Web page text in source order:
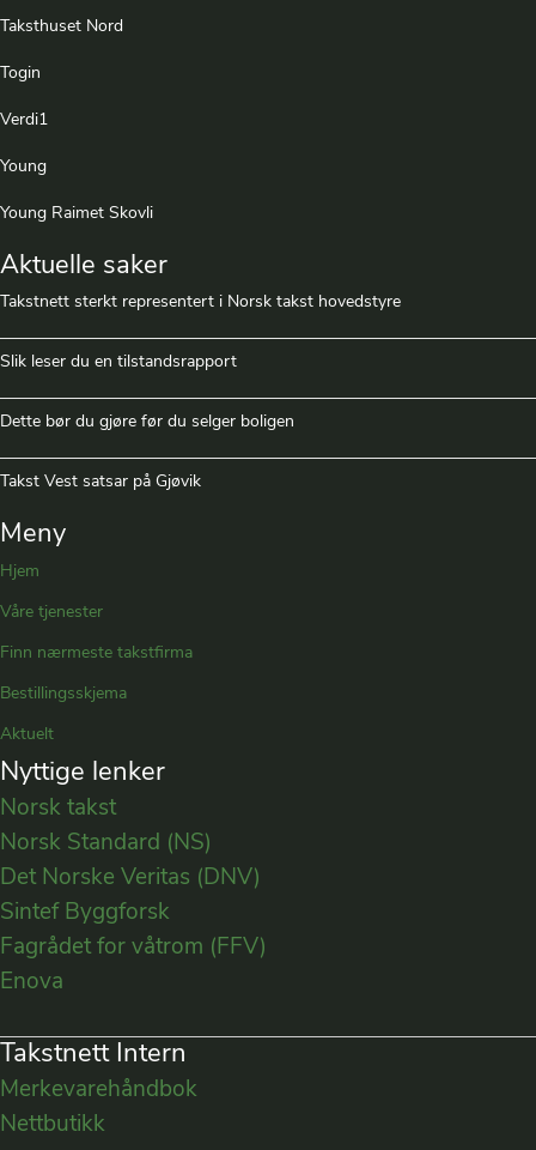
Taksthuset Nord
Togin
Verdi1
Young
Young Raimet Skovli
Aktuelle saker
Takstnett sterkt representert i Norsk takst hovedstyre
Slik leser du en tilstandsrapport
Dette bør du gjøre før du selger boligen
Takst Vest satsar på Gjøvik
Meny
Hjem
Våre tjenester
Finn nærmeste takstfirma
Bestillingsskjema
Aktuelt
Nyttige lenker
Norsk takst
Norsk Standard (NS)
Det Norske Veritas (DNV)
Sintef Byggforsk
Fagrådet for våtrom (FFV)
Enova
Takstnett Intern
Merkevarehåndbok
Nettbutikk